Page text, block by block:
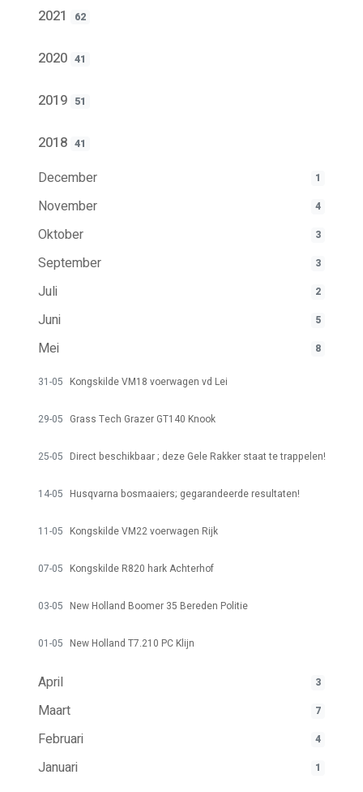
2021 62
2020 41
2019 51
2018 41
December 1
November 4
Oktober 3
September 3
Juli 2
Juni 5
Mei 8
31-05 Kongskilde VM18 voerwagen vd Lei
29-05 Grass Tech Grazer GT140 Knook
25-05 Direct beschikbaar ; deze Gele Rakker staat te trappelen!
14-05 Husqvarna bosmaaiers; gegarandeerde resultaten!
11-05 Kongskilde VM22 voerwagen Rijk
07-05 Kongskilde R820 hark Achterhof
03-05 New Holland Boomer 35 Bereden Politie
01-05 New Holland T7.210 PC Klijn
April 3
Maart 7
Februari 4
Januari 1